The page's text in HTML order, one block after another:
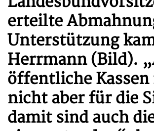
erteilte
Unterstützung
Herrmann (Bild).
öffentliche
nicht aber für die
damit sind auch